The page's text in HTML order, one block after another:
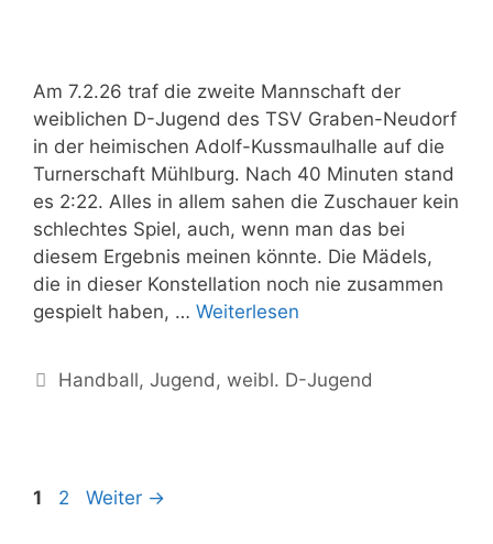
Am 7.2.26 traf die zweite Mannschaft der
weiblichen D-Jugend des TSV Graben-Neudorf
in der heimischen Adolf-Kussmaulhalle auf die
Turnerschaft Mühlburg. Nach 40 Minuten stand
es 2:22. Alles in allem sahen die Zuschauer kein
schlechtes Spiel, auch, wenn man das bei
diesem Ergebnis meinen könnte. Die Mädels,
die in dieser Konstellation noch nie zusammen
gespielt haben, … Weiterlesen
Handball,Jugend,weibl. D-Jugend
1 2 Weiter →